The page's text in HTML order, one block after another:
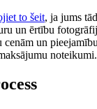
to šeit, ja jums
un ērtību
un
noteikumi.